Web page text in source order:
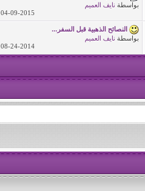
بواسطة نايف العميم
04-09-2015
النصائح الذهبية قبل السفر...
بواسطة نايف العميم
08-24-2014